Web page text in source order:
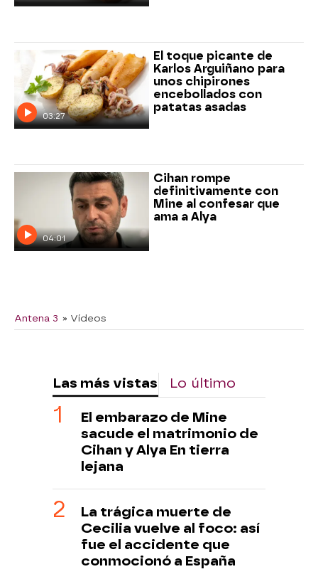
03:27
El toque picante de
Karlos Arguiñano para
unos chipirones
encebollados con
patatas asadas
04:01
Cihan rompe
definitivamente con
Mine al confesar que
ama a Alya
Antena 3 » Vídeos
Las más vistas Lo último
El embarazo de Mine
sacude el matrimonio de
Cihan y Alya En tierra
lejana
La trágica muerte de
Cecilia vuelve al foco: así
fue el accidente que
conmocionó a España